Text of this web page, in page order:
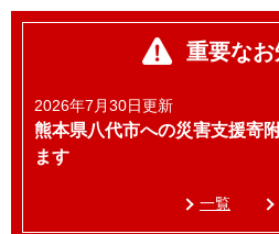
重要な
2026年7月30日更新
熊本県八代市への災害支援寄
ます
一覧